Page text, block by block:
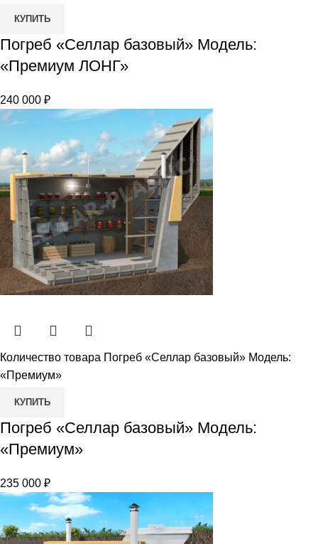
КУПИТЬ
Погреб «Селлар базовый» Модель:
«Премиум ЛОНГ»
240 000 ₽
Количество товара Погреб «Селлар базовый» Модель:
«Премиум»
КУПИТЬ
Погреб «Селлар базовый» Модель:
«Премиум»
235 000 ₽